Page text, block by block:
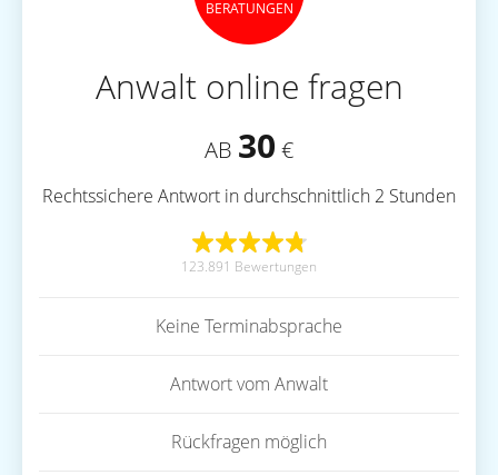
BERATUNGEN
Anwalt online fragen
AB 30 €
Rechtssichere Antwort in durchschnittlich 2 Stunden
123.891 Bewertungen
Keine Terminabsprache
Antwort vom Anwalt
Rückfragen möglich